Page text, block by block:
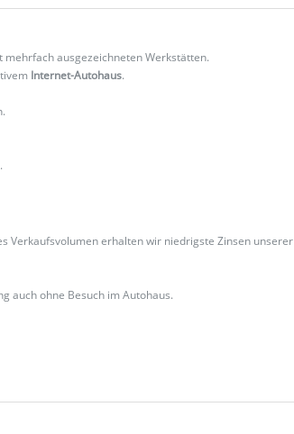
mehrfach ausgezeichneten Werkstätten.
Internet-Autohaus.
Verkaufsvolumen erhalten wir niedrigste Zinsen unserer
auch ohne Besuch im Autohaus.